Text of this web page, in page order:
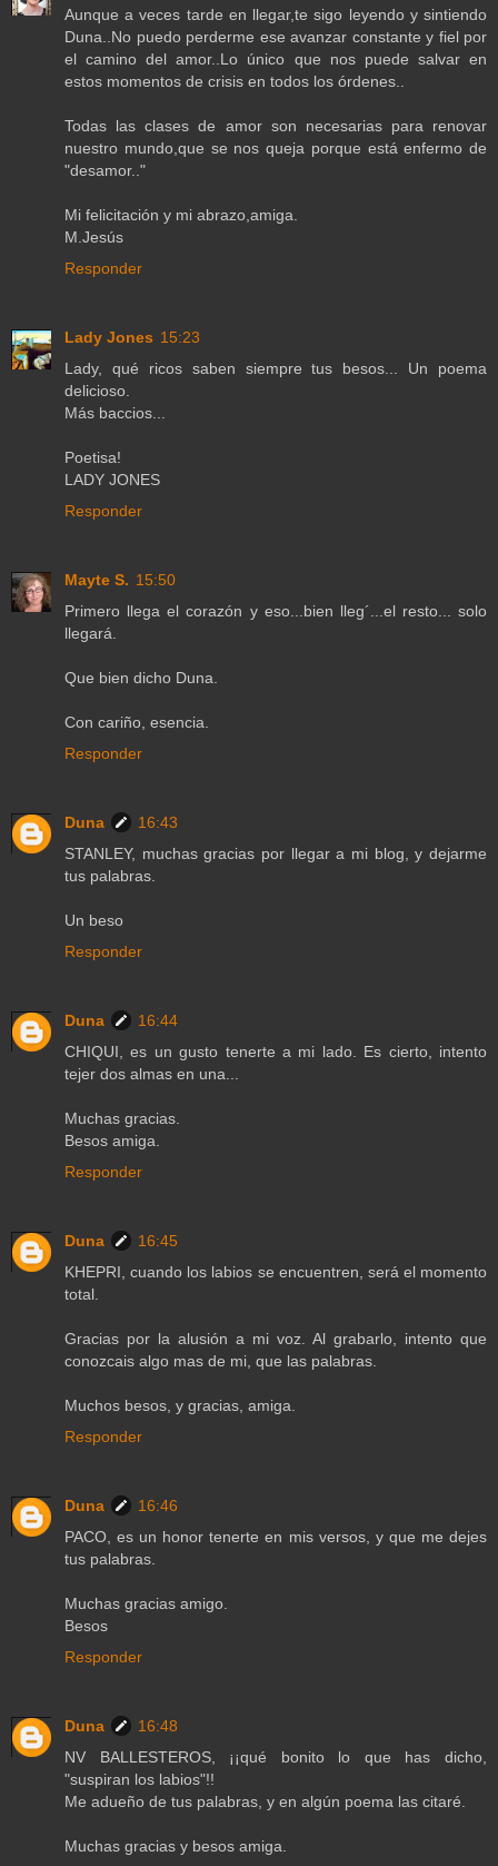
Aunque a veces tarde en llegar,te sigo leyendo y sintiendo
Duna..No puedo perderme ese avanzar constante y fiel por
el camino del amor..Lo único que nos puede salvar en
estos momentos de crisis en todos los órdenes..
Todas las clases de amor son necesarias para renovar
nuestro mundo,que se nos queja porque está enfermo de
"desamor.."
Mi felicitación y mi abrazo,amiga.
M.Jesús
Responder
Lady Jones 15:23
Lady, qué ricos saben siempre tus besos... Un poema
delicioso.
Más baccios...
Poetisa!
LADY JONES
Responder
Mayte S. 15:50
Primero llega el corazón y eso...bien lleg´...el resto... solo
llegará.
Que bien dicho Duna.
Con cariño, esencia.
Responder
Duna
16:43
STANLEY, muchas gracias por llegar a mi blog, y dejarme
tus palabras.
Un beso
Responder
Duna
16:44
CHIQUI, es un gusto tenerte a mi lado. Es cierto, intento
tejer dos almas en una...
Muchas gracias.
Besos amiga.
Responder
Duna
16:45
KHEPRI, cuando los labios se encuentren, será el momento
total.
Gracias por la alusión a mi voz. Al grabarlo, intento que
conozcais algo mas de mi, que las palabras.
Muchos besos, y gracias, amiga.
Responder
Duna
16:46
PACO, es un honor tenerte en mis versos, y que me dejes
tus palabras.
Muchas gracias amigo.
Besos
Responder
Duna
16:48
NV BALLESTEROS, ¡¡qué bonito lo que has dicho,
"suspiran los labios"!!
Me adueño de tus palabras, y en algún poema las citaré.
Muchas gracias y besos amiga.